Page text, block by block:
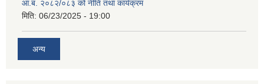
आ.ब. २०८२/०८३ को नीति तथा कार्यक्रम
मिति: 06/23/2025 - 19:00
अन्य